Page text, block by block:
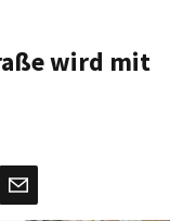
wird mit